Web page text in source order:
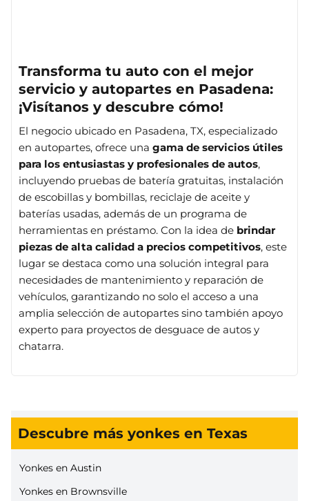
Transforma tu auto con el mejor
servicio y autopartes en Pasadena:
¡Visítanos y descubre cómo!
El negocio ubicado en Pasadena, TX, especializado
en autopartes, ofrece una gama de servicios útiles
para los entusiastas y profesionales de autos,
incluyendo pruebas de batería gratuitas, instalación
de escobillas y bombillas, reciclaje de aceite y
baterías usadas, además de un programa de
herramientas en préstamo. Con la idea de brindar
piezas de alta calidad a precios competitivos, este
lugar se destaca como una solución integral para
necesidades de mantenimiento y reparación de
vehículos, garantizando no solo el acceso a una
amplia selección de autopartes sino también apoyo
experto para proyectos de desguace de autos y
chatarra.
Descubre más yonkes en Texas
Yonkes en Austin
Yonkes en Brownsville